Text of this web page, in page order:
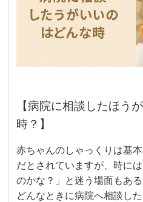
【病院に相談したほう
時？】
赤ちゃんのしゃっくりは基
だとされていますが、時に
のかな？」と迷う場面もあ
どんなときに病院へ相談し